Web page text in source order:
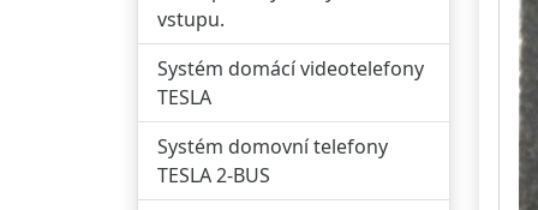
vstupu.
Systém domácí videotelefony
TESLA
Systém domovní telefony
TESLA 2-BUS